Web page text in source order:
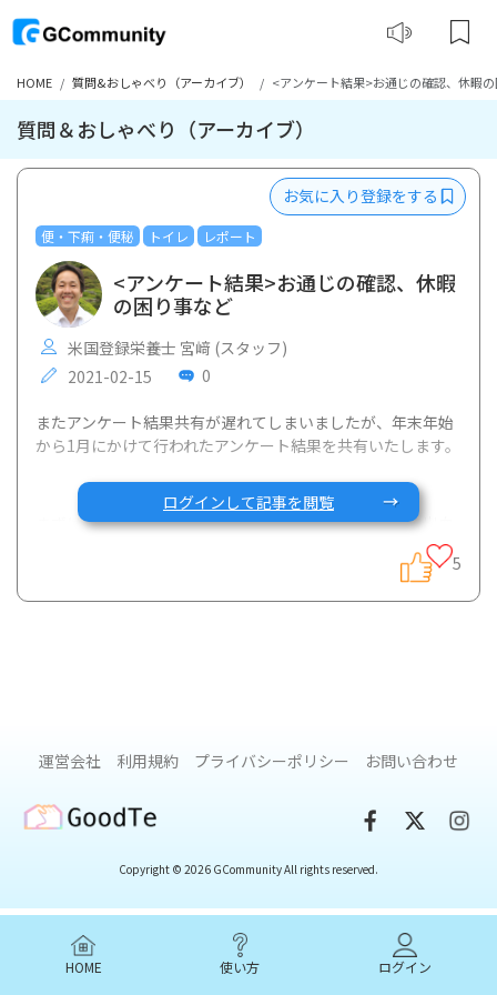
HOME 質問&おしゃべり（アーカイブ） <アンケート結果>お通じの確認、休暇
質問＆おしゃべり（アーカイブ）
便・下痢・便秘 トイレ レポート
お気に入り登録をする
<アンケート結果>お通じの確認、休暇
の困り事など
米国登録栄養士 宮﨑 (スタッフ)
2021-02-15
0
またアンケート結果共有が遅れてしまいましたが、年末年始
から1月にかけて行われたアンケート結果を共有いたします。
まずはリノさんからのご質問です。どのくらいの頻度で出血
の有無や形状の確認をしているのか気になっているか気にな
はり90%の方が毎日お通じの確認をしているとの結果になり
ました。日々便を確認しながら自分の調子を確認し、普段と
異なっている場合に生活や食事、仕事を調整している方も多
ログインして記事を閲覧
5
HOME 使い方 ログイン
運営会社 利用規約 プライバシーポリシー お問い合わせ
GoodTe
Copyright © 2026 GCommunity All rights reserved.